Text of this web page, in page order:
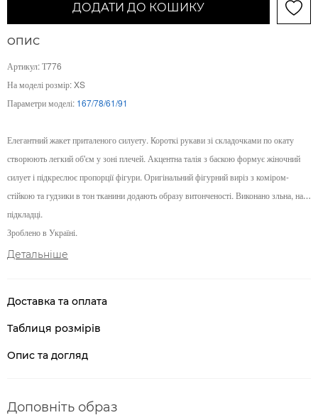
ДОДАТИ ДО КОШИКУ
ОПИС
Артикул: Т776
На моделі розмір: XS
Параметри моделі: 167/78/61/91
Елегантний жакет приталеного силуету. Короткі рукави зі складочками по окату
створюють легкий об'єм у зоні плечей. Акцентна талія з баскою формує жіночний
силует і підкреслює пропорції фігури. Оригінальний фігурний виріз з коміром-
стійкою та гудзики в тон тканини додають образу витонченості. Виконано зльна, на
підкладці.
Зроблено в Україні.
Детальніше
Доставка та оплата
Таблиця розмірів
Опис та догляд
Доповніть образ